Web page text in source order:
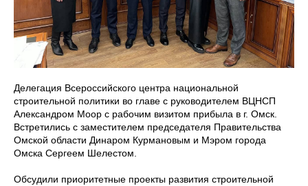
Делегация Всероссийского центра национальной
строительной политики во главе с руководителем ВЦНСП
Александром Моор с рабочим визитом прибыла в г. Омск.
Встретились с заместителем председателя Правительства
Омской области Динаром Курмановым и Мэром города
Омска Сергеем Шелестом.
Обсудили приоритетные проекты развития строительной